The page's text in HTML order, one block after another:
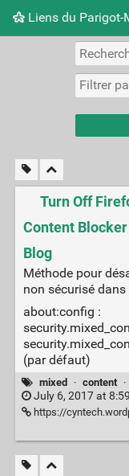
Liens du Parigot-
Nuage de tags
Turn Off
Content Blocker
Blog
Méthode pour
non sécurisé dans
about:config :
(par défaut)
mixed · content ·
July 6, 2017 at
https://